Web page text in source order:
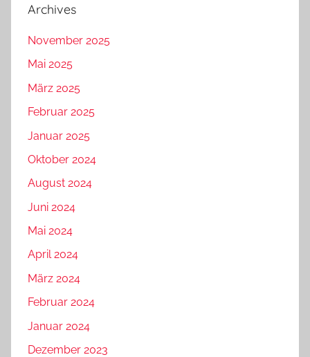
Archives
November 2025
Mai 2025
März 2025
Februar 2025
Januar 2025
Oktober 2024
August 2024
Juni 2024
Mai 2024
April 2024
März 2024
Februar 2024
Januar 2024
Dezember 2023